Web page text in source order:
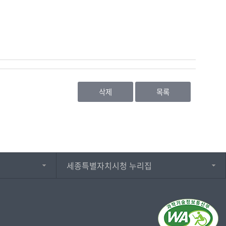
삭제 목록
세종특별자치시청 누리집